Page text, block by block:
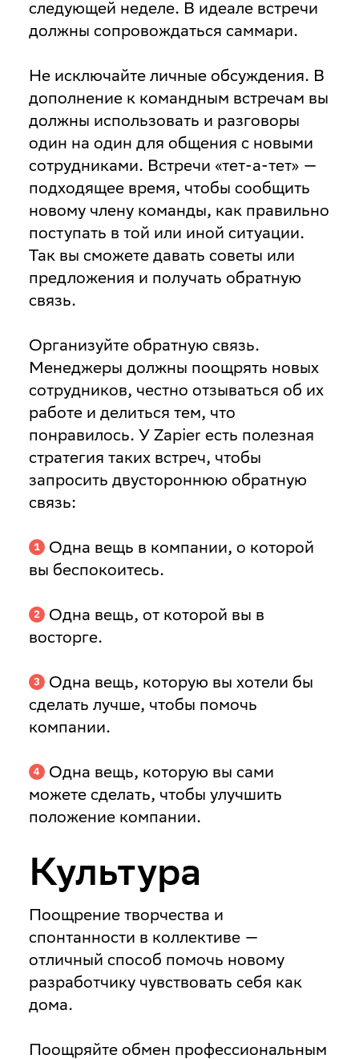
следующей неделе. В идеале встречи
должны сопровождаться саммари.
Не исключайте личные обсуждения. В
дополнение к командным встречам вы
должны использовать и разговоры
один на один для общения с новыми
сотрудниками. Встречи «тет-а-тет» —
подходящее время, чтобы сообщить
новому члену команды, как правильно
поступать в той или иной ситуации.
Так вы сможете давать советы или
предложения и получать обратную
связь.
Организуйте обратную связь.
Менеджеры должны поощрять новых
сотрудников, честно отзываться об их
работе и делиться тем, что
понравилось. У Zapier есть полезная
стратегия таких встреч, чтобы
запросить двустороннюю обратную
связь:
Одна вещь в компании, о которой
вы беспокоитесь.
Одна вещь, от которой вы в
восторге.
Одна вещь, которую вы хотели бы
сделать лучше, чтобы помочь
компании.
Одна вещь, которую вы сами
можете сделать, чтобы улучшить
положение компании.
Культура
Поощрение творчества и
спонтанности в коллективе —
отличный способ помочь новому
разработчику чувствовать себя как
дома.
Поощряйте обмен профессиональным